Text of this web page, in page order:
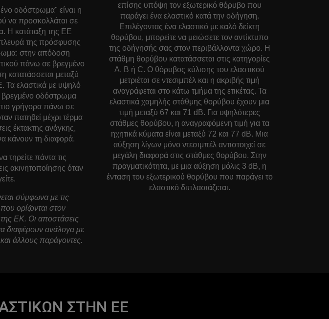
οδόστρωμα" είναι η
να προσκολλάται σε
Η κατάταξη της ΕΕ
πλευρά της πρόσφυσης
στην απόδοση
πάνω σε βρεγμένο
μεταξύ
Τα ελαστικά με υψηλό
οδόστρωμα
γρήγορα πάνω σε
πατηθεί μέχρι τέρμα
έκτακτης ανάγκης,
κάνουν τη διαφορά.
τηρείτε πάντα τις
ακινητοποίησης όταν
σύμφωνα με τις
ορίζονται στον
ΕΚ. Οι αποστάσεις
διαφέρουν ανάλογα με
άλλους παράγοντες.
επίσης υπόψη τον εξωτερικό θόρυβο που
παράγει ένα ελαστικό κατά την οδήγηση.
Επιλέγοντας ένα ελαστικό με καλό δείκτη
θορύβου, μπορείτε να μειώσετε τον αντίκτυπο
της οδήγησής σας στον περιβάλλοντα χώρο. Η
στάθμη θορύβου κατατάσσεται στις κατηγορίες
A, B ή C. Ο θόρυβος κύλισης του ελαστικού
μετριέται σε ντεσιμπέλ και η ακριβής τιμή
αναγράφεται στο κάτω τμήμα της ετικέτας. Τα
ελαστικά χαμηλής στάθμης θορύβου έχουν μια
τιμή μεταξύ 67 και 71 dB. Για υψηλότερες
στάθμες θορύβου, η αναγραφόμενη τιμή για τα
ηχητικά κύματα είναι μεταξύ 72 και 77 dB. Μια
αύξηση λίγων μόνο ντεσιμπέλ αντιστοιχεί σε
μεγάλη διαφορά στις στάθμες θορύβου. Στην
πραγματικότητα, με μια αύξηση μόλις 3 dB, η
ένταση του εξωτερικού θορύβου που παράγει το
ελαστικό διπλασιάζεται.
ΣΤΗΝ ΕΕ